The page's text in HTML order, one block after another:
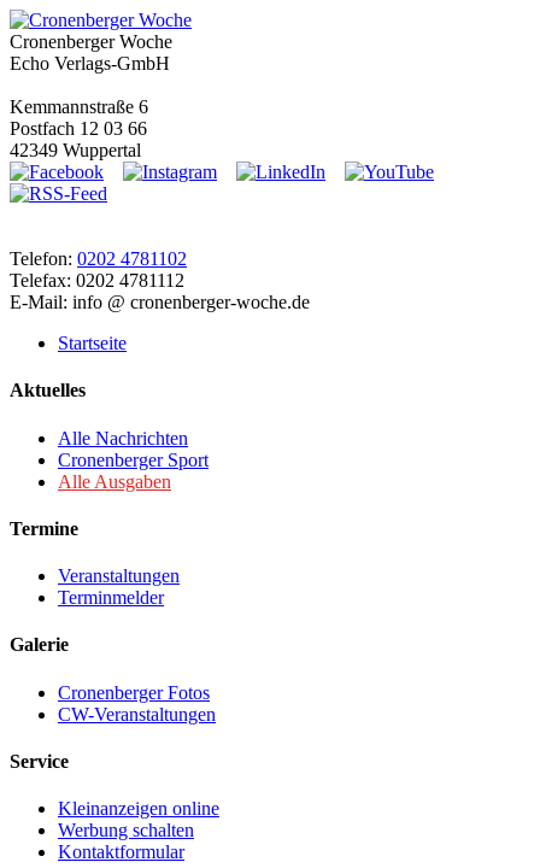
Cronenberger Woche
Echo Verlags-GmbH
Kemmannstraße 6
Postfach 12 03 66
42349 Wuppertal
Telefon: 0202 4781102
Telefax: 0202 4781112
E-Mail: info @ cronenberger-woche.de
Startseite
Aktuelles
Alle Nachrichten
Cronenberger Sport
Alle Ausgaben
Termine
Veranstaltungen
Terminmelder
Galerie
Cronenberger Fotos
CW-Veranstaltungen
Service
Kleinanzeigen online
Werbung schalten
Kontaktformular